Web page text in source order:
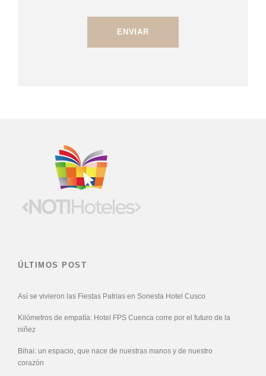
ÚLTIMOS POST
Así se vivieron las Fiestas Patrias en Sonesta Hotel Cusco
Kilómetros de empatía: Hotel FPS Cuenca corre por el futuro de la
niñez
Bihai: un espacio, que nace de nuestras manos y de nuestro
corazón